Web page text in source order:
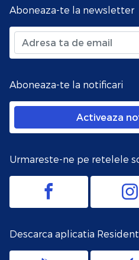
Aboneaza-te la newsletter
Aboneaza-te la notificari
Activeaza
Urmareste-ne pe retelele
Descarca aplicatia